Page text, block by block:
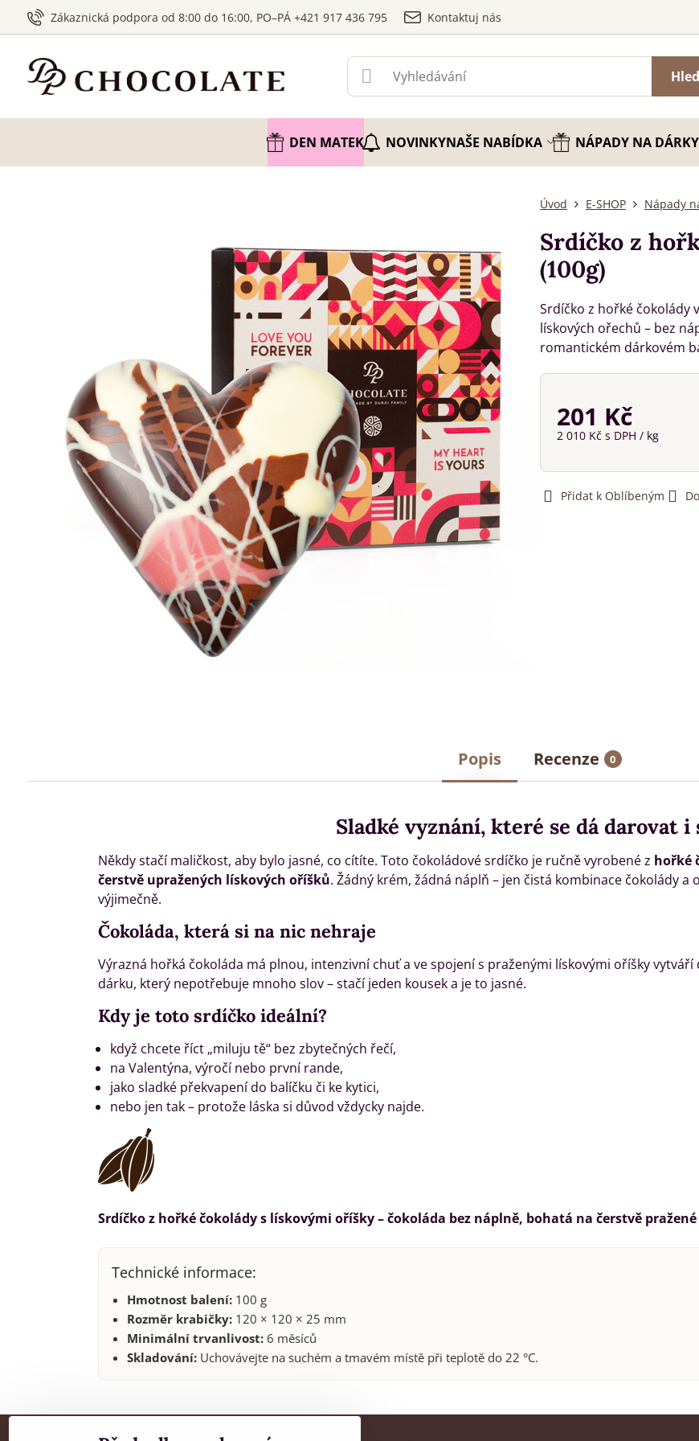
Zákaznická podpora od 8:00 do 16:00, PO–PÁ +421 917 436 795 Kontaktuj nás
DEN MATEK NOVINKYNAŠE NABÍDKA NÁPADY NA DÁRKY
Úvod E-SHOP Nápady
Srdíčko z
(100g)
Srdíčko z hořké čokolády
lískových ořechů – bez
romantickém dárkovém
201 Kč
2 010 Kč s DPH / kg
Přidat k Oblíbeným
Popis Recenze 0
Sladké vyznání, které se dá darovat i
Někdy stačí maličkost, aby bylo jasné, co cítíte. Toto čokoládové srdíčko je ručně vyrobené z hořké
čerstvě upražených lískových oříšků. Žádný krém, žádná náplň – jen čistá kombinace čokolády
výjimečně.
Čokoláda, která si na nic nehraje
Výrazná hořká čokoláda má plnou, intenzivní chuť a ve spojení s praženými lískovými oříšky vytváří
dárku, který nepotřebuje mnoho slov – stačí jeden kousek a je to jasné.
Kdy je toto srdíčko ideální?
když chcete říct „miluju tě“ bez zbytečných řečí,
na Valentýna, výročí nebo první rande,
jako sladké překvapení do balíčku či ke kytici,
nebo jen tak – protože láska si důvod vždycky najde.
Srdíčko z hořké čokolády s lískovými oříšky – čokoláda bez náplně, bohatá na čerstvě
Technické informace:
Hmotnost balení: 100 g
Rozměr krabičky: 120 × 120 × 25 mm
Minimální trvanlivost: 6 měsíců
Skladování: Uchovávejte na suchém a tmavém místě při teplotě do 22 °C.